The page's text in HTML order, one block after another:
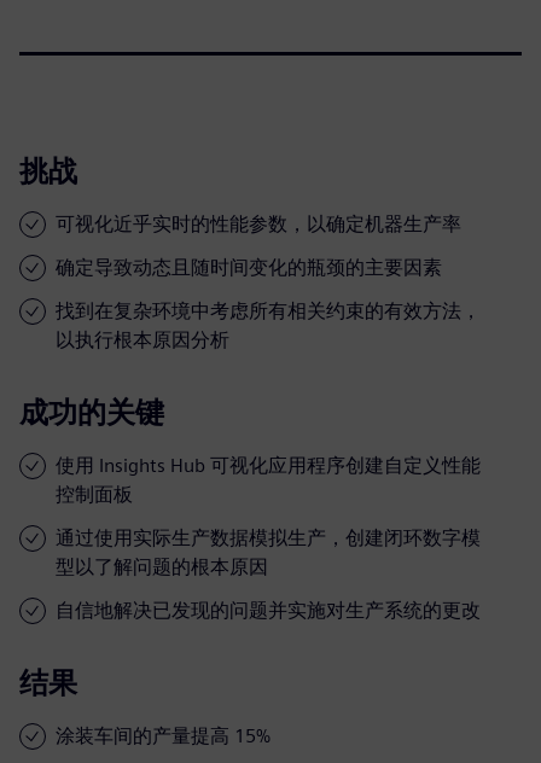
挑战
可视化近乎实时的性能参数，以确定机器生产率
确定导致动态且随时间变化的瓶颈的主要因素
找到在复杂环境中考虑所有相关约束的有效方法，
以执行根本原因分析
成功的关键
使用 Insights Hub 可视化应用程序创建自定义性能
控制面板
通过使用实际生产数据模拟生产，创建闭环数字模
型以了解问题的根本原因
自信地解决已发现的问题并实施对生产系统的更改
结果
涂装车间的产量提高 15%